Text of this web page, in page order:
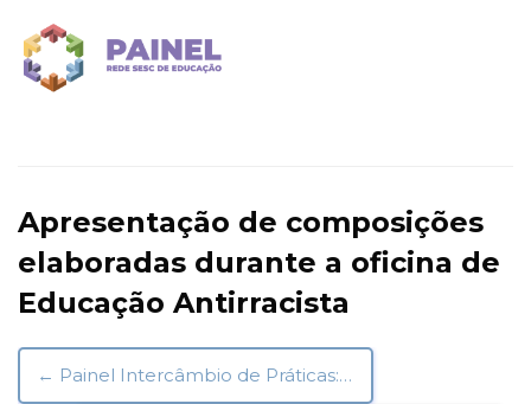
Apresentação de composições
elaboradas durante a oficina de
Educação Antirracista
← Painel Intercâmbio de Práticas: Diálogos entre Educação, Tecnologia e Humanidade